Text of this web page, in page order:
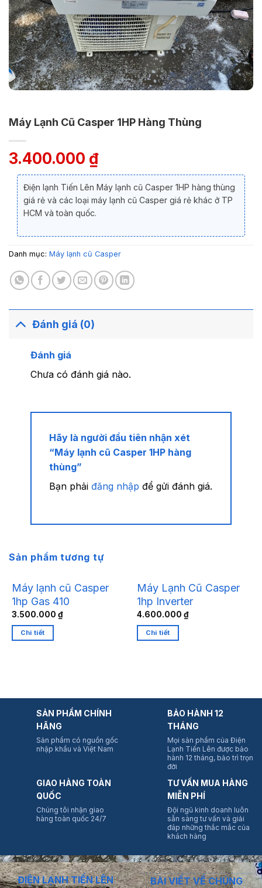
Máy Lạnh Cũ Casper 1HP Hàng Thùng
3.400.000 ₫
Điện lạnh Tiến Lên Máy lạnh cũ Casper 1HP hàng thùng
giá rẻ và các loại máy lạnh cũ Casper giá rẻ khác ở TP
HCM và toàn quốc.
Danh mục: Máy lạnh cũ Casper
Đánh giá (0)
Đánh giá
Chưa có đánh giá nào.
Hãy là người đầu tiên nhận xét
“Máy lạnh cũ Casper 1HP hàng
thùng”
Bạn phải đăng nhập để gửi đánh giá.
Sản phẩm tương tự
Máy lạnh cũ Casper
1hp Gas 410
3.500.000 ₫
Chi tiết
Máy Lạnh Cũ Casper
1hp Inverter
4.600.000 ₫
Chi tiết
SẢN PHẨM CHÍNH
HÃNG
Sản phẩm có nguồn gốc
nhập khẩu và Việt Nam
BẢO HÀNH 12
THÁNG
Mọi sản phẩm của Điện
Lạnh Tiến Lên được bảo
hành 12 tháng, bảo trì trọn
đời
GIAO HÀNG TOÀN
QUỐC
Chúng tôi nhận giao
hàng toàn quốc 24/7
TƯ VẤN MUA HÀNG
MIỄN PHÍ
Đội ngũ kinh doanh luôn
sẵn sàng tư vấn và giải
đáp những thắc mắc của
khách hàng
ĐIỆN LẠNH TIẾN LÊN
BÀI VIẾT VỀ CHÚNG